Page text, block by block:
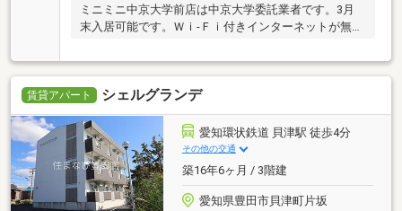
ミニミニ中京大学前店は中京大学委託業者です。3月
末入居可能です。Ｗｉ-Ｆｉ付きインターネットが無料
賃貸アパート シェルグランデ
愛知環状鉄道 貝津駅 徒歩4分
その他の交通
築16年6ヶ月 / 3階建
愛知県豊田市貝津町片坂